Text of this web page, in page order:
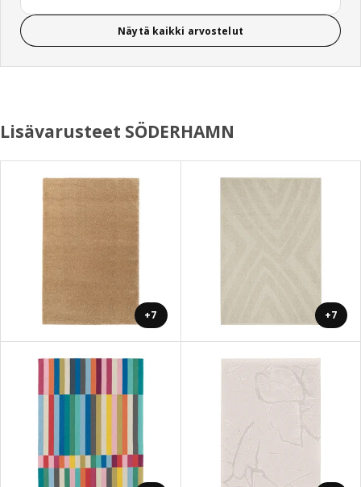
Näytä kaikki arvostelut
Lisävarusteet SÖDERHAMN
+7 +7